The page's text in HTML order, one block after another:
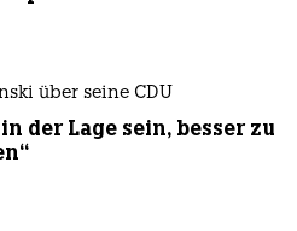
über seine CDU
der Lage sein, besser zu